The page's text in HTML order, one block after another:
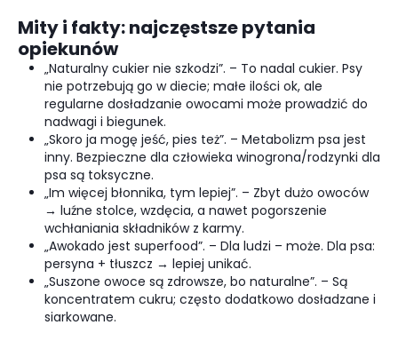
Mity i fakty: najczęstsze pytania
opiekunów
„Naturalny cukier nie szkodzi”. – To nadal cukier. Psy
nie potrzebują go w diecie; małe ilości ok, ale
regularne dosładzanie owocami może prowadzić do
nadwagi i biegunek.
„Skoro ja mogę jeść, pies też”. – Metabolizm psa jest
inny. Bezpieczne dla człowieka winogrona/rodzynki dla
psa są toksyczne.
„Im więcej błonnika, tym lepiej”. – Zbyt dużo owoców
→ luźne stolce, wzdęcia, a nawet pogorszenie
wchłaniania składników z karmy.
„Awokado jest superfood”. – Dla ludzi – może. Dla psa:
persyna + tłuszcz → lepiej unikać.
„Suszone owoce są zdrowsze, bo naturalne”. – Są
koncentratem cukru; często dodatkowo dosładzane i
siarkowane.